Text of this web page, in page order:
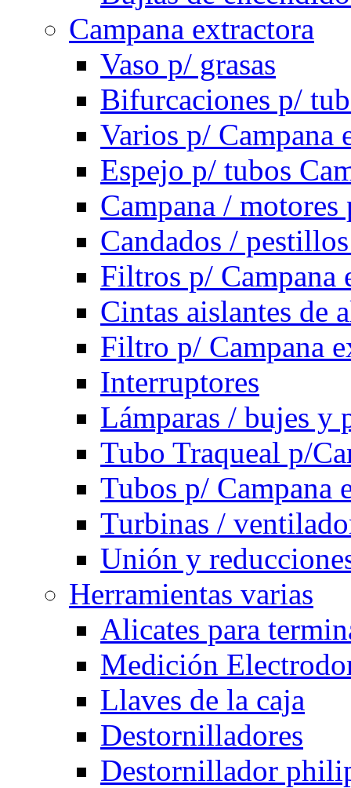
Campana extractora
Vaso p/ grasas
Bifurcaciones p/
Varios p/ Campana
Espejo p/ tubos
Campana /
Candados /
Filtros p/ Campana
Cintas aislantes de
Filtro p/ Campana
Interruptores
Lámparas / bujes y
Tubo Traqueal p/
Tubos p/ Campana
Turbinas /
Unión y
Herramientas varias
Alicates para
Medición
Llaves de la caja
Destornilladores
Destornillador